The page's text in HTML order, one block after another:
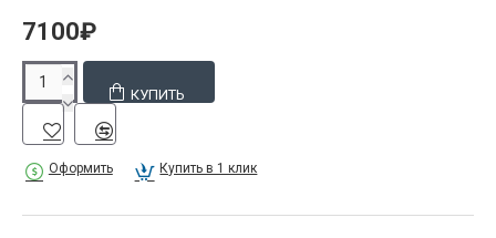
7100₽
КУПИТЬ
Оформить Купить в 1 клик